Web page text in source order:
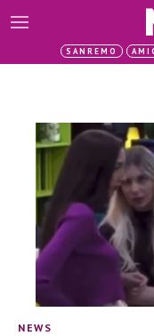
SANREMO
NEWS